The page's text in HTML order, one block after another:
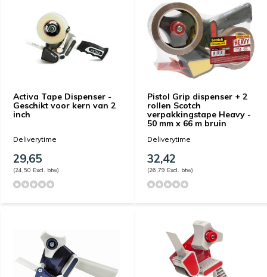
Activa Tape Dispenser -
Geschikt voor kern van 2
inch
Deliverytime
29,65
(24,50 Excl. btw)
Pistol Grip dispenser + 2
rollen Scotch
verpakkingstape Heavy -
50 mm x 66 m bruin
Deliverytime
32,42
(26,79 Excl. btw)